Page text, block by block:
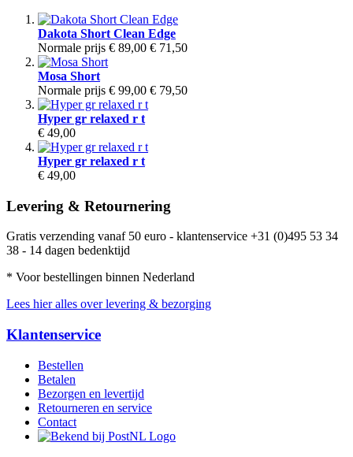
Dakota Short Clean Edge
Normale prijs € 89,00 € 71,50
Mosa Short
Normale prijs € 99,00 € 79,50
Hyper gr relaxed r t
€ 49,00
Hyper gr relaxed r t
€ 49,00
Levering & Retournering
Gratis verzending vanaf 50 euro - klantenservice +31 (0)495 53 34
38 - 14 dagen bedenktijd
* Voor bestellingen binnen Nederland
Lees hier alles over levering & bezorging
Klantenservice
Bestellen
Betalen
Bezorgen en levertijd
Retourneren en service
Contact